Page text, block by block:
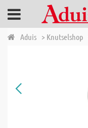
Aduis > Knutselshop